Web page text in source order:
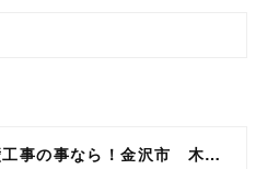
屋根、外壁工事の事なら！金沢市 木村工業